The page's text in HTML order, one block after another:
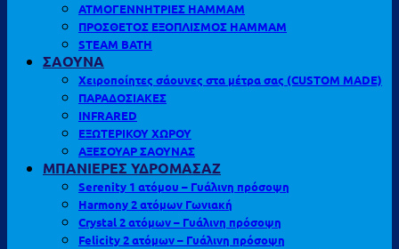
ΑΤΜΟΓΕΝΝΗΤΡΙΕΣ HAMMAM
ΠΡΟΣΘΕΤΟΣ ΕΞΟΠΛΙΣΜΟΣ HAMMAM
STEAM BATH
ΣΑΟΥΝΑ
Χειροποίητες σάουνες στα μέτρα σας (CUSTOM MADE)
ΠΑΡΑΔΟΣΙΑΚΕΣ
INFRARED
ΕΞΩΤΕΡΙΚΟΥ ΧΩΡΟΥ
ΑΞΕΣΟΥΑΡ ΣΑΟΥΝΑΣ
ΜΠΑΝΙΕΡΕΣ ΥΔΡΟΜΑΣΑΖ
Serenity 1 ατόμου – Γυάλινη πρόσοψη
Harmony 2 ατόμων Γωνιακή
Crystal 2 ατόμων – Γυάλινη πρόσοψη
Felicity 2 ατόμων – Γυάλινη πρόσοψη